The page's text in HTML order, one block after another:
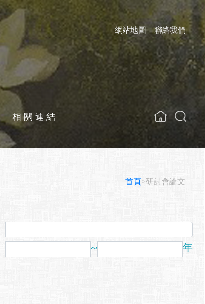
網站地圖 聯絡我們
相關連結
首頁>研討會論文
~ 年